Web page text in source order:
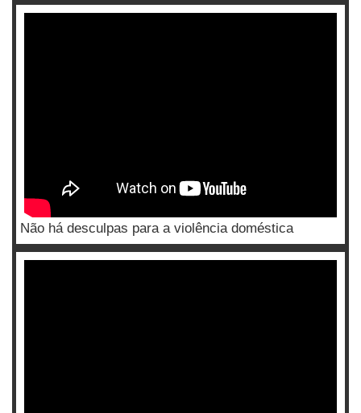
Não há desculpas para a violência doméstica